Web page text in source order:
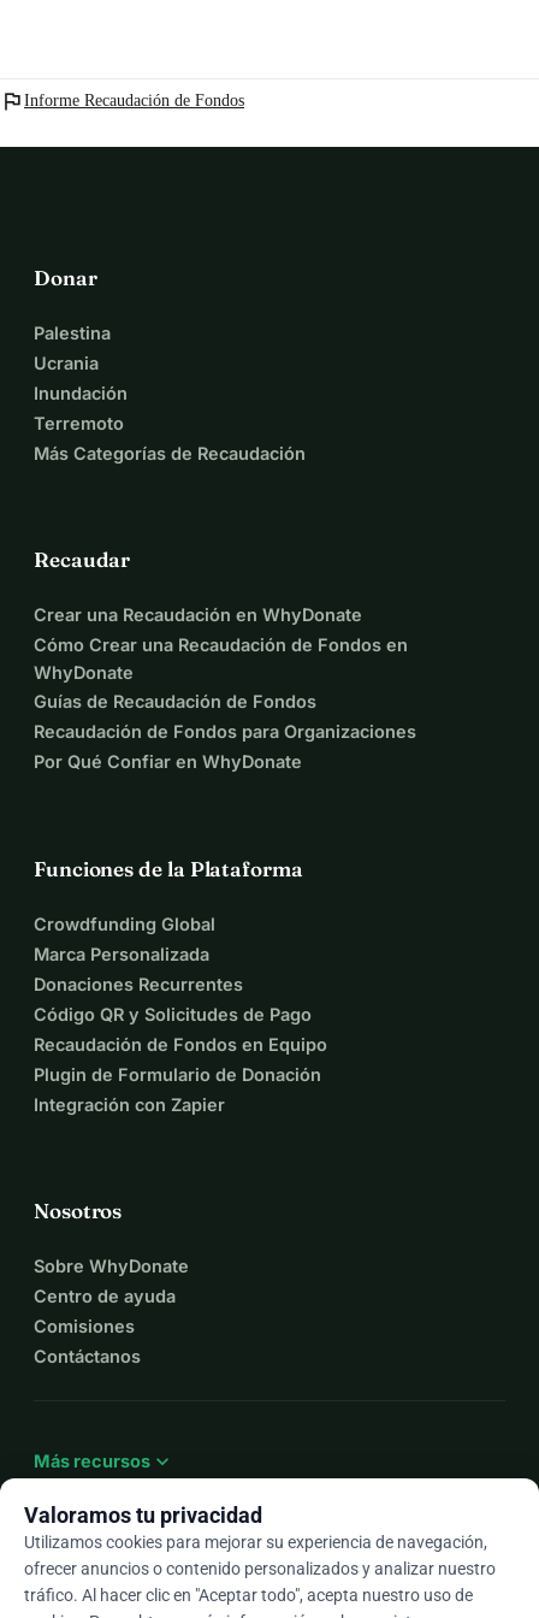
flag Informe Recaudación de Fondos
Donar
Palestina
Ucrania
Inundación
Terremoto
Más Categorías de Recaudación
Recaudar
Crear una Recaudación en WhyDonate
Cómo Crear una Recaudación de Fondos en
WhyDonate
Guías de Recaudación de Fondos
Recaudación de Fondos para Organizaciones
Por Qué Confiar en WhyDonate
Funciones de la Plataforma
Crowdfunding Global
Marca Personalizada
Donaciones Recurrentes
Código QR y Solicitudes de Pago
Recaudación de Fondos en Equipo
Plugin de Formulario de Donación
Integración con Zapier
Nosotros
Sobre WhyDonate
Centro de ayuda
Comisiones
Contáctanos
Más recursos expand_more
Esarrow_drop_down
Valoramos tu privacidad
Utilizamos cookies para mejorar su experiencia de navegación,
ofrecer anuncios o contenido personalizados y analizar nuestro
tráfico. Al hacer clic en "Aceptar todo", acepta nuestro uso de